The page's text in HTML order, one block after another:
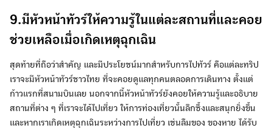
9.มีหัวหน้าทัวร์ให้ความรู้ในแต่ละสถานที่และคอย
ช่วยเหลือเมื่อเกิดเหตุฉุกเฉิน
สุดท้ายที่ถือว่าสำคัญ และมีประโยชน์มากสำหรับการไปทัวร์ คือแต่ละทริป
เราจะมีหัวหน้าทัวร์ชาวไทย ที่จะคอยดูแลทุกคนตลอดการเดินทาง ตั้งแต่
ก้าวแรกที่สนามบินเลย นอกจากนี้หัวหน้าทัวร์ยังคอยให้ความรู้และอธิบาย
สถานที่ต่าง ๆ ที่เราจะได้ไปเที่ยว ให้การท่องเที่ยวนั้นลึกซึ้งและสนุกยิ่งขึ้น
และหากเราเกิดเหตุฉุกเฉินระหว่างการไปเที่ยว เช่นลืมของ ของหาย ได้รับ